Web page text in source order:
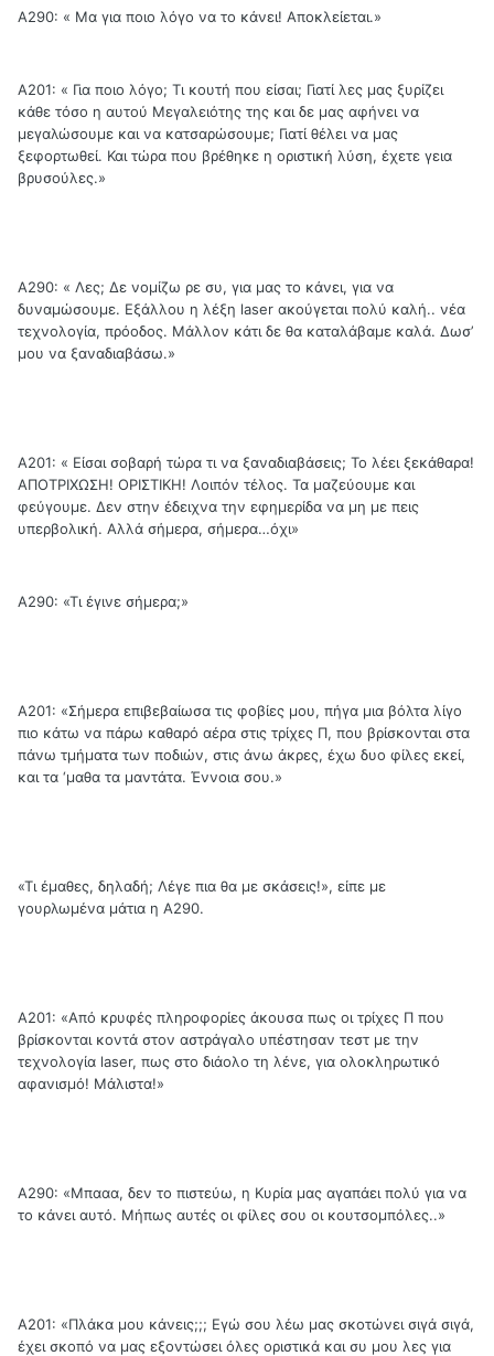
Α290: « Μα για ποιο λόγο να το κάνει! Αποκλείεται.»
Α201: « Για ποιο λόγο; Τι κουτή που είσαι; Γιατί λες μας ξυρίζει
κάθε τόσο η αυτού Μεγαλειότης της και δε μας αφήνει να
μεγαλώσουμε και να κατσαρώσουμε; Γιατί θέλει να μας
ξεφορτωθεί. Και τώρα που βρέθηκε η οριστική λύση, έχετε γεια
βρυσούλες.»
Α290: « Λες; Δε νομίζω ρε συ, για μας το κάνει, για να
δυναμώσουμε. Εξάλλου η λέξη laser ακούγεται πολύ καλή.. νέα
τεχνολογία, πρόοδος. Μάλλον κάτι δε θα καταλάβαμε καλά. Δωσ’
μου να ξαναδιαβάσω.»
Α201: « Είσαι σοβαρή τώρα τι να ξαναδιαβάσεις; Το λέει ξεκάθαρα!
ΑΠΟΤΡΙΧΩΣΗ! ΟΡΙΣΤΙΚΗ! Λοιπόν τέλος. Τα μαζεύουμε και
φεύγουμε. Δεν στην έδειχνα την εφημερίδα να μη με πεις
υπερβολική. Αλλά σήμερα, σήμερα…όχι»
Α290: «Τι έγινε σήμερα;»
Α201: «Σήμερα επιβεβαίωσα τις φοβίες μου, πήγα μια βόλτα λίγο
πιο κάτω να πάρω καθαρό αέρα στις τρίχες Π, που βρίσκονται στα
πάνω τμήματα των ποδιών, στις άνω άκρες, έχω δυο φίλες εκεί,
και τα ‘μαθα τα μαντάτα. Έννοια σου.»
«Τι έμαθες, δηλαδή; Λέγε πια θα με σκάσεις!», είπε με
γουρλωμένα μάτια η Α290.
Α201: «Από κρυφές πληροφορίες άκουσα πως οι τρίχες Π που
βρίσκονται κοντά στον αστράγαλο υπέστησαν τεστ με την
τεχνολογία laser, πως στο διάολο τη λένε, για ολοκληρωτικό
αφανισμό! Μάλιστα!»
Α290: «Μπααα, δεν το πιστεύω, η Κυρία μας αγαπάει πολύ για να
το κάνει αυτό. Μήπως αυτές οι φίλες σου οι κουτσομπόλες..»
Α201: «Πλάκα μου κάνεις;;; Εγώ σου λέω μας σκοτώνει σιγά σιγά,
έχει σκοπό να μας εξοντώσει όλες οριστικά και συ μου λες για